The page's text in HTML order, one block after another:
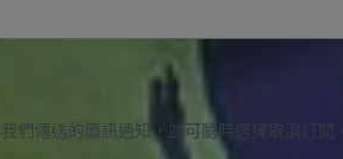
們傳送的簡訊通知，並可隨時選擇取消訂閱。